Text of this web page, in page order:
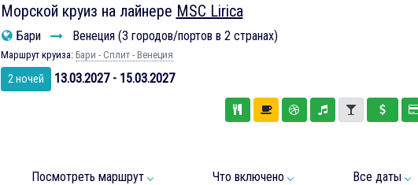
Морской круиз на лайнере MSC Lirica
Бари Венеция (3 городов/портов в 2 странах)
Маршрут круиза: Бари - Сплит - Венеция
2 ночей 13.03.2027 - 15.03.2027
Посмотреть маршрут Что включено Все даты